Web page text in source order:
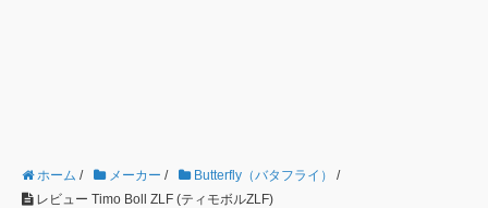
ホーム / メーカー / Butterfly（バタフライ）
/
レビュー Timo Boll ZLF (ティモボルZLF)